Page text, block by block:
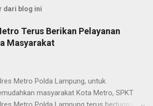
dari blog ini
Terus Berikan Pelayanan
Masyarakat
Metro Polda Lampung, untuk
masyarakat Kota Metro, SPKT